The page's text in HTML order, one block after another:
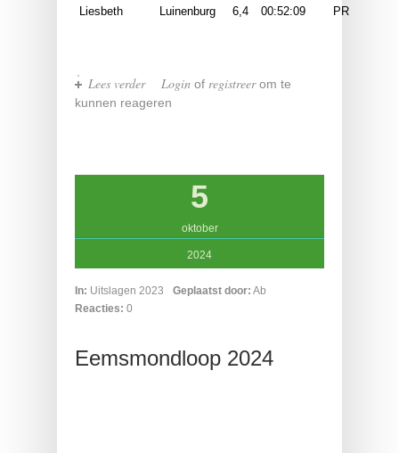
Liesbeth Luinenburg 6,4 00:52:09 PR
Lees verderover 4 Mijl Groningen
Login of registreerom te
kunnen reageren
5
oktober
2024
In: Uitslagen 2023 Geplaatst door: Ab
Reacties: 0
Eemsmondloop 2024